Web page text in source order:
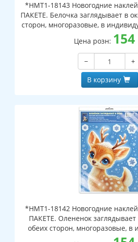
*НМТ1-18143 Новогодние
ПАКЕТЕ. Белочка заглядывает в
сторон, многоразовые, в
с европодвесом и клеевым
Цена розн: 154
−
+
В корзину
*НМТ1-18142 Новогодние
ПАКЕТЕ. Олененок
обеих сторон, многоразовые, в
упаковке, с европодвесом и